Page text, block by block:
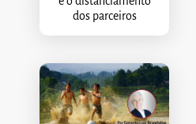
dos parceiros